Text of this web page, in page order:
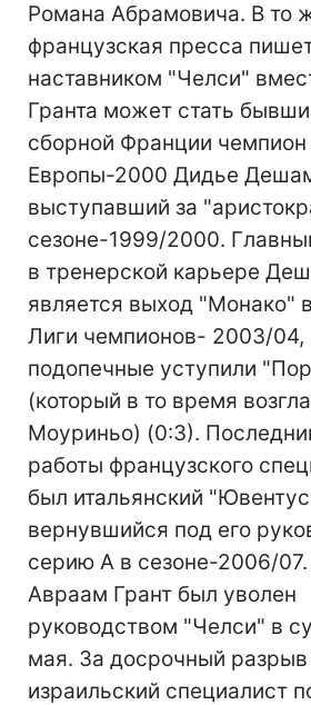
Романа Абрамовича. В то
французская пресса
наставником "Челси"
Гранта может стать
сборной Франции
Европы-2000 Дидье
выступавший за
сезоне-1999/2000.
в тренерской карьере
является выход "Монако"
Лиги чемпионов- 2003/04,
подопечные уступили
(который в то время
Моуриньо) (0:3).
работы французского
был итальянский
вернувшийся под его
серию А в сезоне-2006/
Авраам Грант был уволен
руководством "Челси" в
мая. За досрочный разрыв
израильский специалист